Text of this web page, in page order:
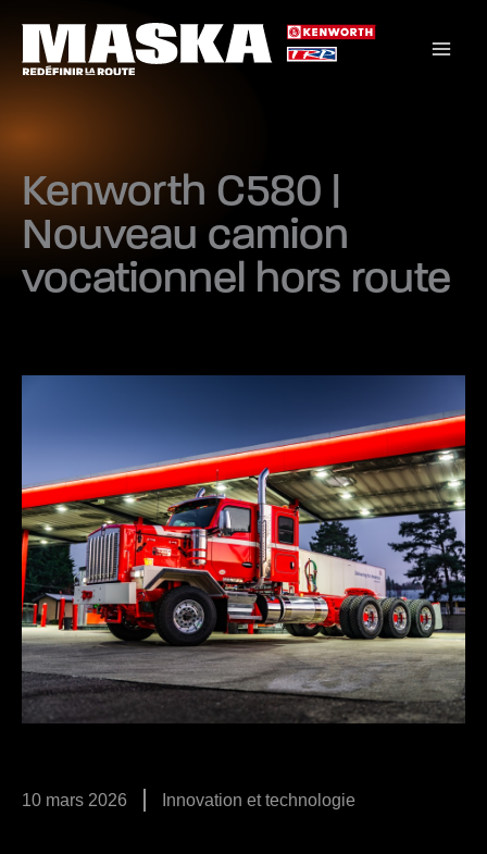
contenu
Kenworth C580 |
Nouveau camion
vocationnel hors route
10 mars 2026 Innovation et technologie